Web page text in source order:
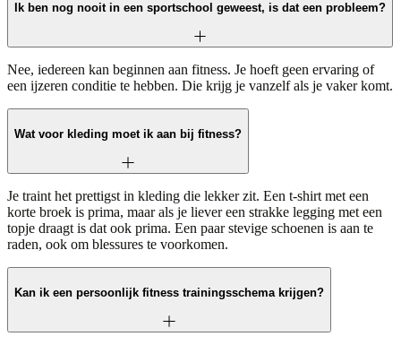
Ik ben nog nooit in een sportschool geweest, is dat een probleem?
Nee, iedereen kan beginnen aan fitness. Je hoeft geen ervaring of
een ijzeren conditie te hebben. Die krijg je vanzelf als je vaker komt.
Wat voor kleding moet ik aan bij fitness?
Je traint het prettigst in kleding die lekker zit. Een t-shirt met een
korte broek is prima, maar als je liever een strakke legging met een
topje draagt is dat ook prima. Een paar stevige schoenen is aan te
raden, ook om blessures te voorkomen.
Kan ik een persoonlijk fitness trainingsschema krijgen?